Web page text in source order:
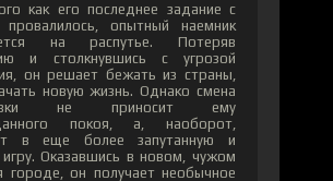
как его последнее задание с
провалилось, опытный наемник
на распутье. Потеряв
и столкнувшись с угрозой
он решает бежать из страны,
новую жизнь. Однако смена
не приносит ему
покоя, а, наоборот,
в еще более запутанную и
Оказавшись в новом, чужом
городе, он получает необычное